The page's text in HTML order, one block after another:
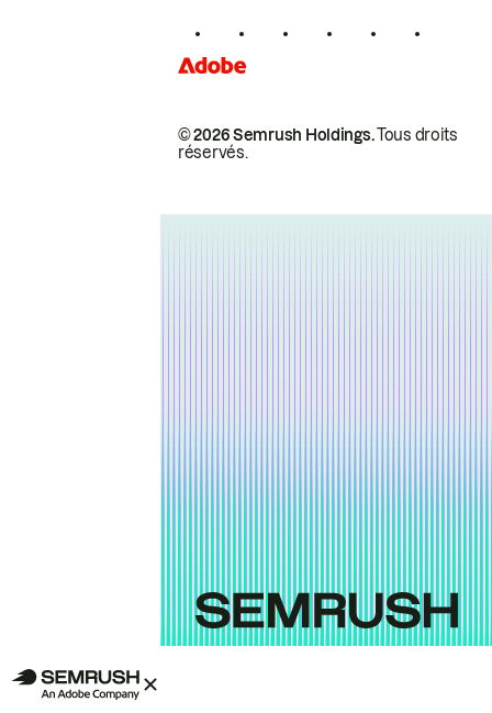
© 2026 Semrush Holdings.Tous droits
réservés.